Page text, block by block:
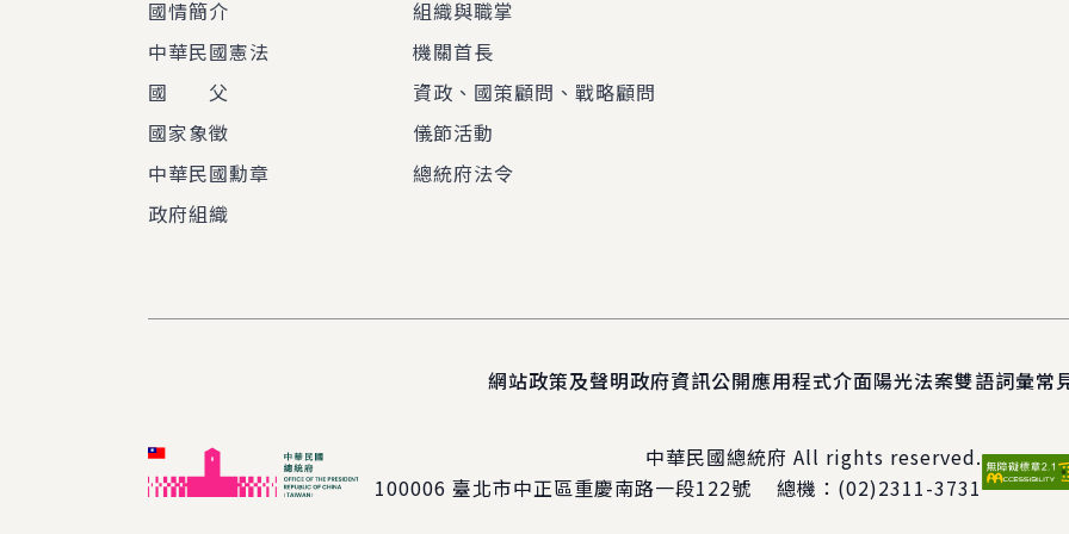
國情簡介
中華民國憲法
國 父
國家象徵
中華民國勳章
政府組織
組織與職掌
機關首長
資政、國策顧問、戰略顧問
儀節活動
總統府法令
網站政策及聲明政府資訊公開應用程式介面陽光法案雙語詞彙常
中華民國總統府 All rights reserved.
100006 臺北市中正區重慶南路一段122號 總機： (02)2311-3731